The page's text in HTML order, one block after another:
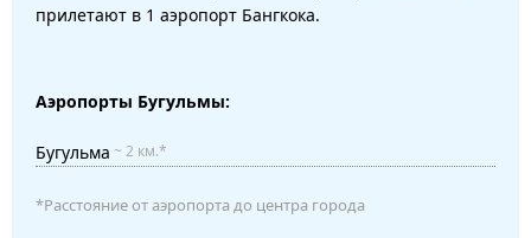
прилетают в 1 аэропорт Бангкока.
Аэропорты Бугульмы:
Бугульма ~ 2 км.*
*Расстояние от аэропорта до центра города